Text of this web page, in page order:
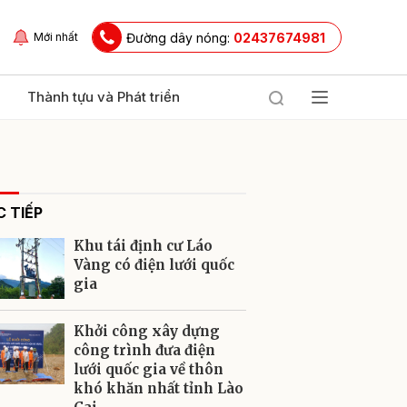
Mới nhất Đường dây nóng: 02437674981
Thành tựu và Phát triển
TIẾP
Khu tái định cư Láo
Vàng có điện lưới quốc
gia
Khởi công xây dựng
công trình đưa điện
lưới quốc gia về thôn
khó khăn nhất tỉnh Lào